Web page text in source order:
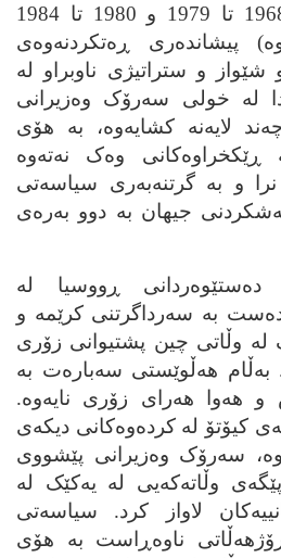
ناوبراو له‌ ساڵه‌کانی 1968 تا 1979 و 1980 تا 1984
پیشانده‌ری ڕه‌تکردنه‌وه‌ی
شێواز و ستراتیژی ناوبراو له‌
له‌ خولی سه‌رۆک وه‌زیرانی
لایه‌نه‌ کشایه‌وه‌، به‌ هۆی
وه‌ک نه‌ته‌وه‌
نرا و به‌ گرتنه‌به‌ری سیاسه‌تی
جیهان به‌ دوو به‌ره‌ی
ڕووسیا له‌
ده‌ست به‌ سه‌رداگرتنی کرێمه‌ و
وڵاتی چین پشتیوانی زۆری
به‌ڵام هه‌ڵوێستی سه‌باره‌ت به‌
و هه‌وا هه‌رای زۆری نایه‌وه‌.
کیۆتۆ له‌ کرده‌وه‌کانی دیکه‌ی
سه‌رۆک وه‌زیرانی پێشووی
وڵاته‌که‌یی له‌ یه‌کێک له‌
لاواز کرد. سیاسه‌تی
ناوه‌ڕاست به‌ هۆی